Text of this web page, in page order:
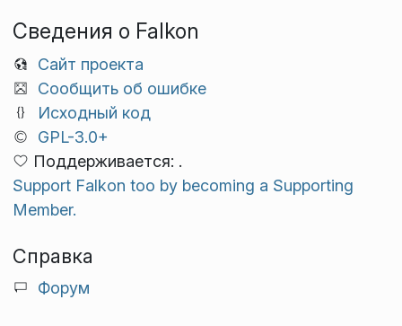
Сведения о Falkon
Сайт проекта
Сообщить об ошибке
Исходный код
GPL-3.0+
Поддерживается: .
Support Falkon too by becoming a Supporting
Member.
Справка
Форум